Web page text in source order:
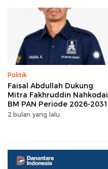
Politik
Faisal Abdullah Dukung
Mitra Fakhruddin Nahkodai
BM PAN Periode 2026-2031
2 bulan yang lalu